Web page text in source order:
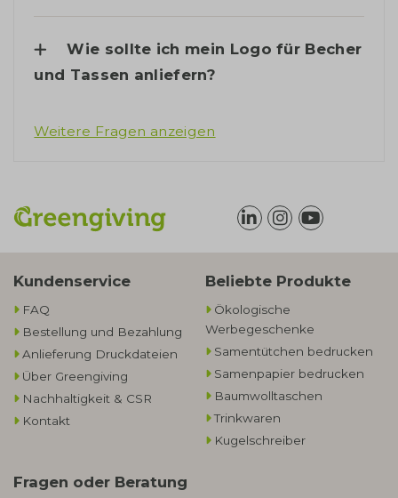
Wie sollte ich mein Logo für Becher
und Tassen anliefern?
Weitere Fragen anzeigen
Kundenservice
FAQ
Bestellung und Bezahlung
Anlieferung Druckdateien
Über Greengiving
Nachhaltigkeit & CSR
Kontakt
Beliebte Produkte
Ökologische
Werbegeschenke​
Samentütchen bedrucken
Samenpapier bedrucken
Baumwolltaschen​
Trinkwaren
Kugelschreiber
Fragen oder Beratung